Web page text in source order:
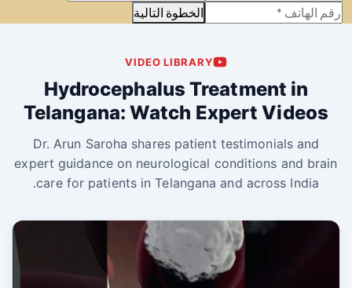
الخطوة التالية
VIDEO LIBRARY
Hydrocephalus Treatment in
Telangana: Watch Expert Videos
Dr. Arun Saroha shares patient testimonials and
expert guidance on neurological conditions and brain
care for patients in Telangana and across India.